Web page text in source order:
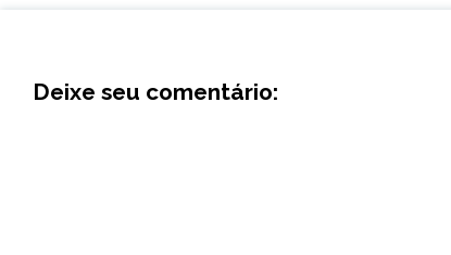
Deixe seu comentário: